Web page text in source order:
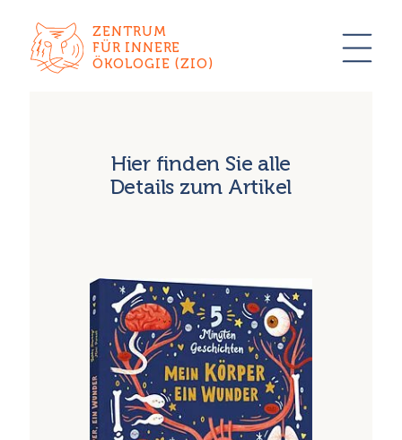
ZENTRUM
FÜR INNERE
ÖKOLOGIE (ZIO)
Hier finden Sie alle
Details zum Artikel